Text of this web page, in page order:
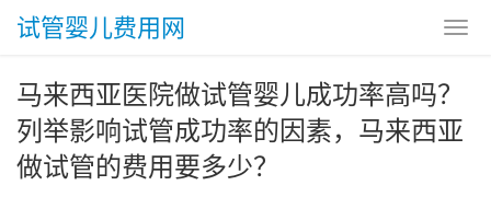
试管婴儿费用网
马来西亚医院做试管婴儿成功率高吗？
列举影响试管成功率的因素，马来西亚
做试管的费用要多少？